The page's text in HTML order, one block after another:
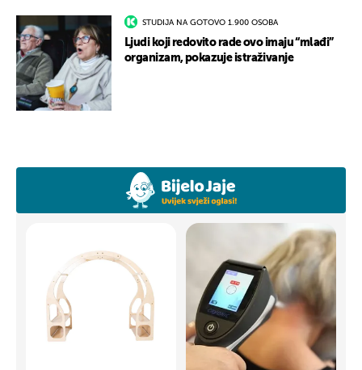
STUDIJA NA GOTOVO 1.900 OSOBA
Ljudi koji redovito rade ovo imaju “mlađi”
organizam, pokazuje istraživanje